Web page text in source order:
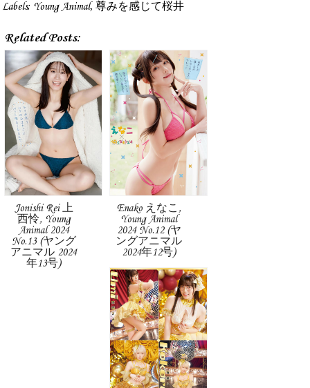
Labels: Young Animal, 尊みを感じて桜井
Related Posts:
Jonishi Rei 上
西怜, Young
Animal 2024
No.13 (ヤング
アニマル 2024
年13号)
Enako えなこ,
Young Animal
2024 No.12 (ヤ
ングアニマル
2024年12号)